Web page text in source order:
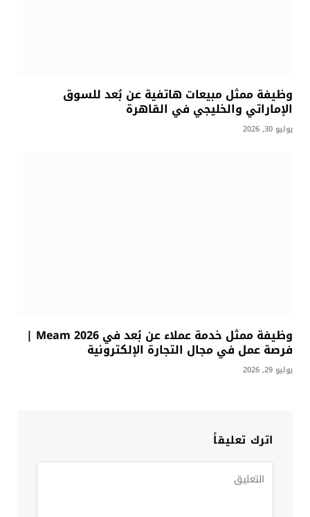
وظيفة ممثل مبيعات هاتفية عن بُعد للسوق
الإماراتي والخليجي في القاهرة
يوليو 30, 2026
وظيفة ممثل خدمة عملاء عن بُعد في Meam 2026 |
فرصة عمل في مجال التجارة الإلكترونية
يوليو 29, 2026
اترك تعليقاً